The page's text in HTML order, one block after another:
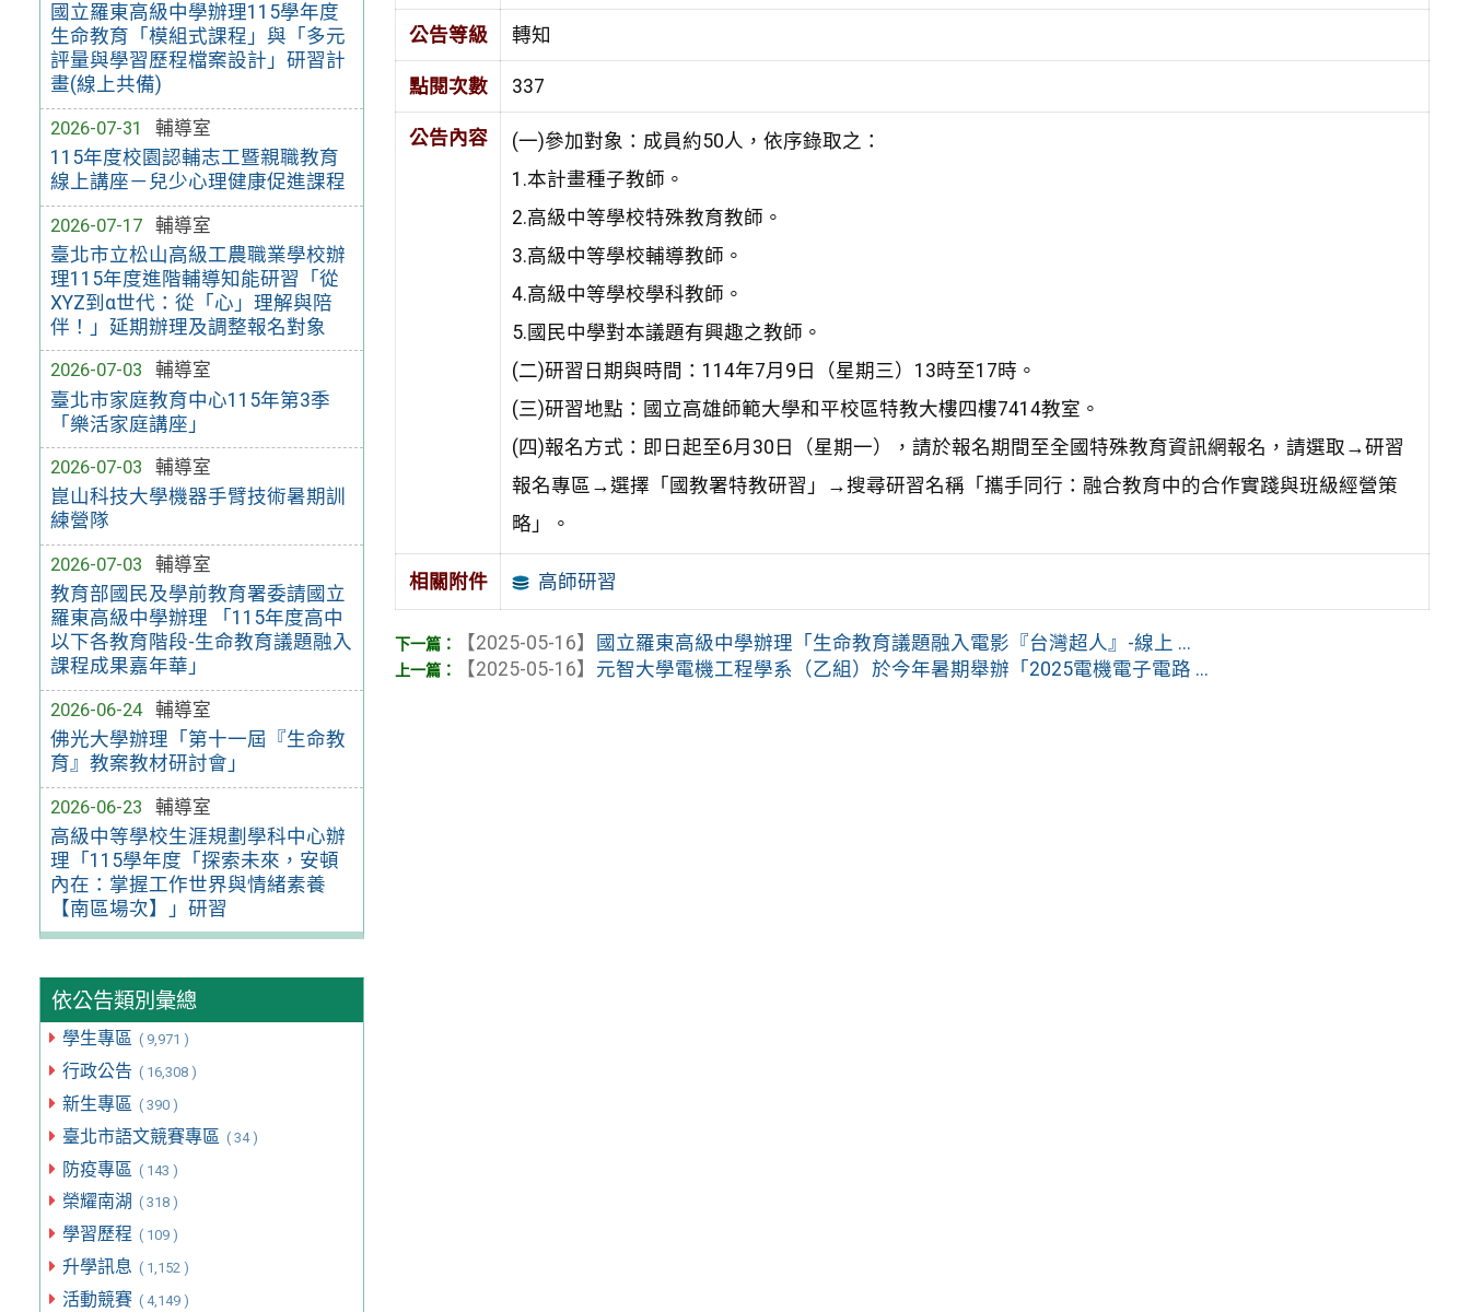
國立羅東高級中學辦理115學年度
生命教育「模組式課程」與「多元
評量與學習歷程檔案設計」研習計
畫(線上共備)
2026-07-31
輔導室
115年度校園認輔志工暨親職教育
線上講座－兒少心理健康促進課程
2026-07-17
輔導室
臺北市立松山高級工農職業學校辦
理115年度進階輔導知能研習「從
XYZ到α世代：從「心」理解與陪
伴！」延期辦理及調整報名對象
2026-07-03
輔導室
臺北市家庭教育中心115年第3季
「樂活家庭講座」
2026-07-03
輔導室
崑山科技大學機器手臂技術暑期訓
練營隊
2026-07-03
輔導室
教育部國民及學前教育署委請國立
羅東高級中學辦理 「115年度高中
以下各教育階段-生命教育議題融入
課程成果嘉年華」
2026-06-24
輔導室
佛光大學辦理「第十一屆『生命教
育』教案教材研討會」
2026-06-23
輔導室
高級中等學校生涯規劃學科中心辦
理「115學年度「探索未來，安頓
內在：掌握工作世界與情緒素養
【南區場次】」研習
依公告類別彙總
學生專區 ( 9,971 )
行政公告 ( 16,308 )
新生專區 ( 390 )
臺北市語文競賽專區 ( 34 )
防疫專區 ( 143 )
榮耀南湖 ( 318 )
學習歷程 ( 109 )
升學訊息 ( 1,152 )
活動競賽 ( 4,149 )
公告等級 轉知
點閱次數 337
公告內容
(一)參加對象：成員約50人，依序錄取之：
1.本計畫種子教師。
2.高級中等學校特殊教育教師。
3.高級中等學校輔導教師。
4.高級中等學校學科教師。
5.國民中學對本議題有興趣之教師。
(二)研習日期與時間：114年7月9日（星期三）13時至17時。
(三)研習地點：國立高雄師範大學和平校區特教大樓四樓7414教室。
(四)報名方式：即日起至6月30日（星期一），請於報名期間至全國特殊教育資訊網報名，請選取→研習
報名專區→選擇「國教署特教研習」→搜尋研習名稱「攜手同行：融合教育中的合作實踐與班級經營策
略」。
相關附件 高師研習
【2025-05-16】 國立羅東高級中學辦理「生命教育議題融入電影『台灣超人』-線上 ...
【2025-05-16】 元智大學電機工程學系（乙組）於今年暑期舉辦「2025電機電子電路 ...